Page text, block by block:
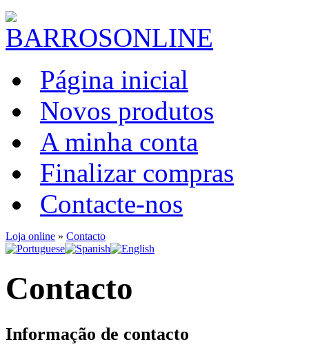
Página inicial
Novos produtos
A minha conta
Finalizar compras
Contacte-nos
Loja online » Contacto
Contacto
Informação de contacto